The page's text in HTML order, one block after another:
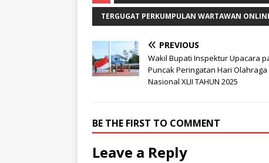
TERGUGAT PERKUMPULAN WARTAWAN
PREVIOUS
Wakil Bupati Inspektur Upacara
Puncak Peringatan Hari Olahraga
Nasional XLII TAHUN 2025
BE THE FIRST TO COMMENT
Leave a Reply